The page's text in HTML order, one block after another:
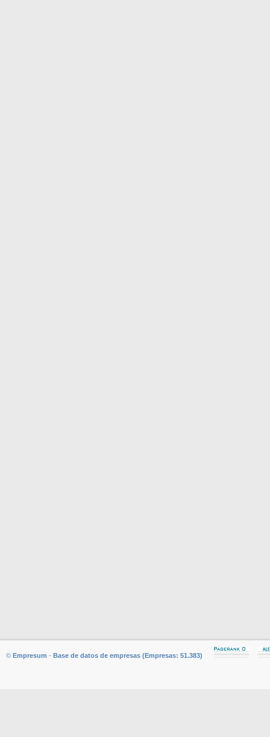
© Empresum - Base de datos de empresas (Empresas: 51.383)